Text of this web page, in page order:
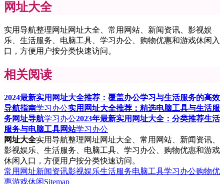
网址大全
实用导航整理网址网址大全、常用网站、新闻资讯、影视娱
乐、生活服务、电脑工具、学习办公、购物优惠和游戏休闲入
口，方便用户按分类快速访问。
相关阅读
2024最新实用网址大全推荐：覆盖办公学习与生活服务的高效
导航指南学习办公实用网址大全推荐：精选电脑工具与生活服
务网址导航学习办公2023年最新实用网址大全：分类推荐生活
服务与电脑工具网站学习办公
网址大全实用导航整理网址网址大全、常用网站、新闻资讯、
影视娱乐、生活服务、电脑工具、学习办公、购物优惠和游戏
休闲入口，方便用户按分类快速访问。
常用网址新闻资讯影视娱乐生活服务电脑工具学习办公购物优
惠游戏休闲Sitemap